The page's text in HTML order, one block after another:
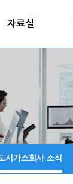
자료실
시가스회사 소식